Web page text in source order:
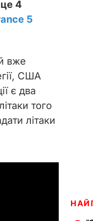
4
5
вже
США
є два
того
літаки